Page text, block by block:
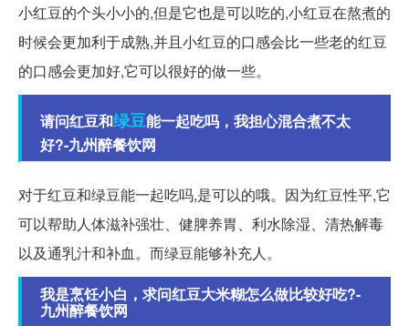
小红豆的个头小小的,但是它也是可以吃的,小红豆在熬煮的
时候会更加利于成熟,并且小红豆的口感会比一些老的红豆
的口感会更加好,它可以很好的做一些。
请问红豆和绿豆能一起吃吗，我担心混合煮不太
好?-九州醉餐饮网
对于红豆和绿豆能一起吃吗,是可以的哦。因为红豆性平,它
可以帮助人体滋补强壮、健脾养胃、利水除湿、清热解毒
以及通乳汁和补血。而绿豆能够补充人。
我是烹饪小白，求问红豆大米糊怎么做比较好吃?-
九州醉餐饮网